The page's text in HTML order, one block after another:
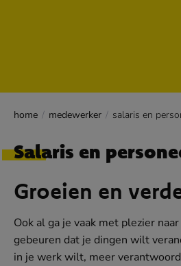
home medewerker salaris en
Salaris en
Groeien en
Ook al ga je vaak met plezier
gebeuren dat je dingen wilt
in je werk wilt, meer